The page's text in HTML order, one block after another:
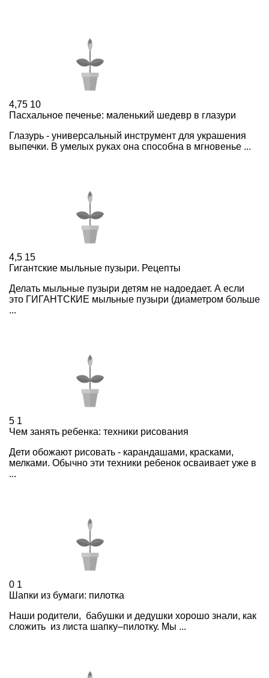
4,75 10
Пасхальное печенье: маленький шедевр в глазури
Глазурь - универсальный инструмент для украшения
выпечки. В умелых руках она способна в мгновенье ...
4,5 15
Гигантские мыльные пузыри. Рецепты
Делать мыльные пузыри детям не надоедает. А если
это ГИГАНТСКИЕ мыльные пузыри (диаметром больше
...
5 1
Чем занять ребенка: техники рисования
Дети обожают рисовать - карандашами, красками,
мелками. Обычно эти техники ребенок осваивает уже в
...
0 1
Шапки из бумаги: пилотка
Наши родители, бабушки и дедушки хорошо знали, как
сложить из листа шапку–пилотку. Мы ...